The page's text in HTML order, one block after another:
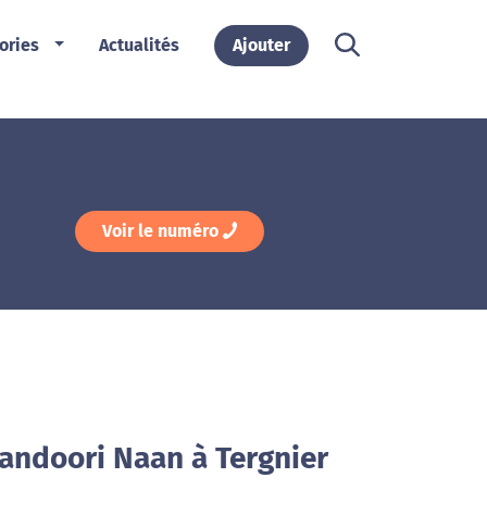
Actualités Ajouter
Voir le numéro
Naan à Tergnier